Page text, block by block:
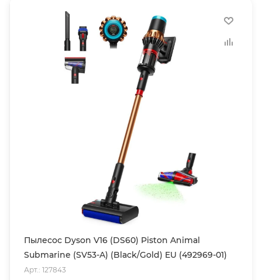
Пылесос Dyson V16 (DS60) Piston Animal
Submarine (SV53-A) (Black/Gold) EU (492969-01)
Арт.: 127843